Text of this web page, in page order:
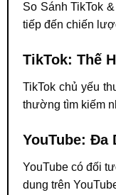
So Sánh TikTok
tiếp đến chiến
TikTok: Thế
TikTok chủ yếu
thường tìm kiếm
YouTube: Đa
YouTube có đối
dung trên